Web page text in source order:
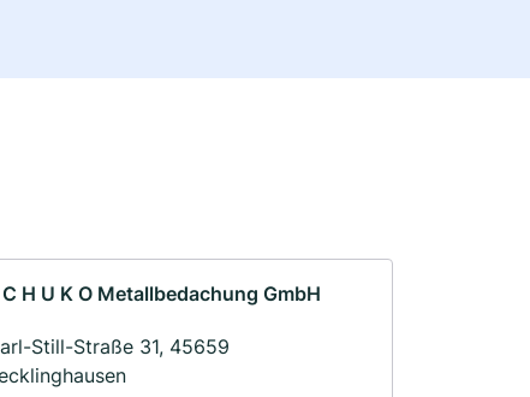
C H U K O Metallbedachung GmbH
Still-Straße 31, 45659